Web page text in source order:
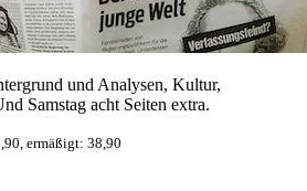
und Analysen, Kultur,
Samstag acht Seiten extra.
ermäßigt: 38,90